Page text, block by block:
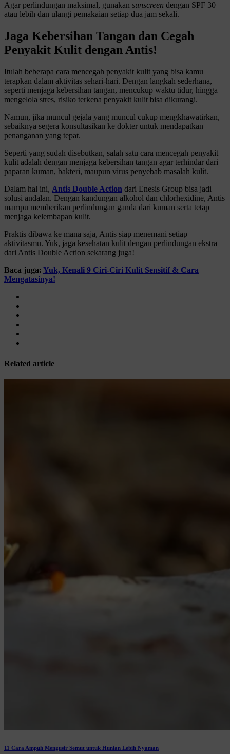
Agar perlindungan maksimal, gunakan sunscreen dengan SPF 30
atau lebih dan ulangi pemakaian setiap dua jam sekali.
Jaga Kebersihan Tangan dan Cegah
Penyakit Kulit dengan Antis!
Itulah beberapa cara mencegah penyakit kulit yang bisa kamu
terapkan dalam aktivitas sehari-hari. Dengan langkah sederhana,
seperti menjaga kebersihan tangan, mencukup waktu tidur, hingga
mengelola stres, risiko terkena penyakit kulit bisa dikurangi.
Namun, jika muncul gejala yang muncul cukup mengkhawatirkan,
sebaiknya segera konsultasikan ke dokter untuk mendapatkan
penanganan yang tepat.
Seperti yang sudah disebutkan, salah satu cara mencegah penyakit
kulit adalah dengan menjaga kebersihan tangan agar terhindar dari
paparan kuman, bakteri, maupun virus penyebab masalah kulit.
Dalam hal ini, Antis Double Action dari Enesis Group bisa jadi
solusi andalan. Dengan kandungan alkohol dan chlorhexidine, Antis
mampu memberikan perlindungan ganda dari kuman serta tetap
menjaga kelembapan kulit.
Praktis dibawa ke mana saja, Antis siap menemani setiap
aktivitasmu. Yuk, jaga kesehatan kulit dengan perlindungan ekstra
dari Antis Double Action sekarang juga!
Baca juga: Yuk, Kenali 9 Ciri-Ciri Kulit Sensitif & Cara
Mengatasinya!
Related article
11 Cara Ampuh Mengusir Semut untuk Hunian Lebih Nyaman